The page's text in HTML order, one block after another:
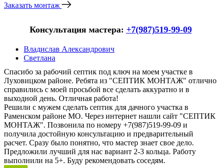
Заказать монтаж
Консультация мастера: +7(987)519-99-09
Владислав Александрович
Светлана
Спасибо за рабочий септик под ключ на моем участке в
Луховицком районе. Ребята из "СЕПТИК МОНТАЖ" отлично
справились с моей просьбой все сделать аккуратно и в
выходной день. Отличная работа!
Решили с мужем сделать септик для дачного участка в
Раменском районе МО. Через интернет нашли сайт "СЕПТИК
МОНТАЖ". Позвонила по номеру +7(987)519-99-09 и
получила достойную консультацию и предварительный
расчет. Сразу было понятно, что мастер знает свое дело.
Предложили лучший для нас вариант 2-3 кольца. Работу
выполнили на 5+. Буду рекомендовать соседям.